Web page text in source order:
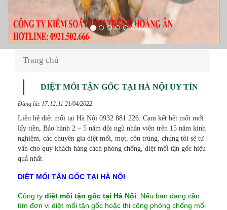
Trang chủ
DIỆT MỐI TẬN GỐC TẠI HÀ NỘI UY TÍN
Đăng lúc 17:12:11 21/04/2022
Liên hệ diệt mối tại Hà Nội 0932 881 226. Cam kết hết mối mới
lấy tiền, Bảo hành 2 – 5 năm đội ngũ nhân viên trên 15 năm kinh
nghiệm, các chuyên gia diệt mối, mọt, côn trùng. chúng tôi sẽ tư
vấn cho quý khách hàng cách phòng chống, diệt mối tận gốc hiệu
quả nhất.
DIỆT MỐI TẬN GỐC TẠI HÀ NỘI
Công ty diệt mối tận gốc tại Hà Nội . Nếu bạn đang cần
tìm đơn vị diệt mối tận gốc hoặc thi công phòng chống mối